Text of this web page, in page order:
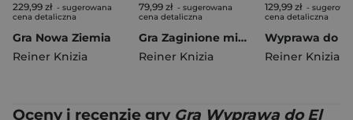
229,99 zł - sugerowana
cena detaliczna
Gra Nowa Ziemia
Reiner Knizia
79,99 zł - sugerowana
cena detaliczna
Gra Zaginione miasta Pojedynek
Reiner Knizia
129,99 zł -
cena detaliczna
Reiner Knizia
Oceny i recenzje gry Gra Wyprawa do El